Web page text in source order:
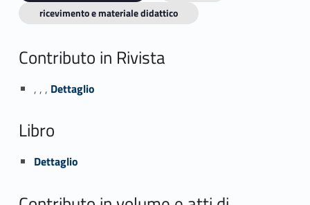
ricevimento e materiale didattico
Contributo in Rivista
, , , Link identifier #identifier_person_165362-1
Dettaglio
Libro
Link identifier #identifier_person_37756-2
Dettaglio